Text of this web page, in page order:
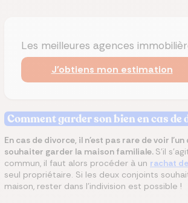
Les meilleures agences
J'obtiens mon estimation
Comment garder son bien en cas de
En cas de divorce, il n'est pas rare de voir
souhaiter garder la maison familiale. S'il
commun, il faut alors procéder à un rachat
seul propriétaire. Si les deux conjoints
maison, rester dans l'indivision est possible !